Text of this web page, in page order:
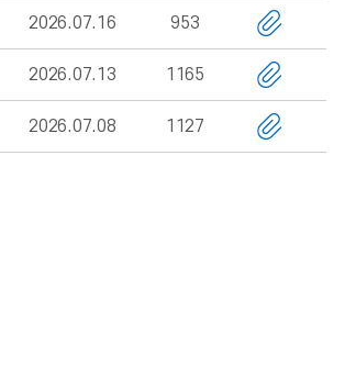
2026.07.16 953
2026.07.13 1165
2026.07.08 1127